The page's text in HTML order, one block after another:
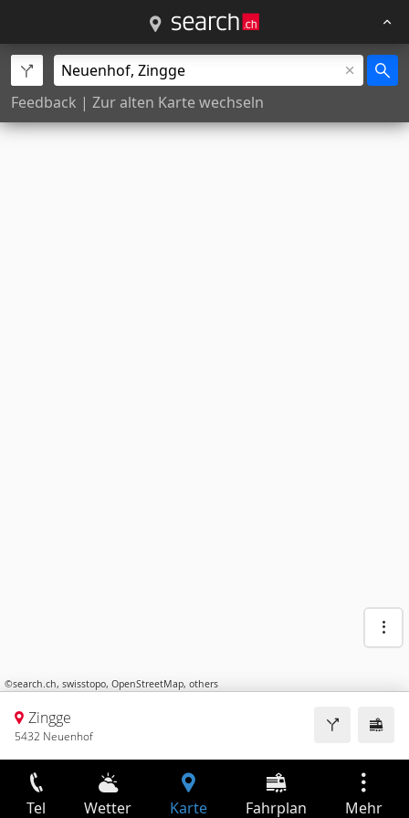
Feedback | Zur alten Karte wechseln
©search.ch, swisstopo, OpenStreetMap, others
Zingge
5432 Neuenhof
Tel Wetter Karte Fahrplan Mehr